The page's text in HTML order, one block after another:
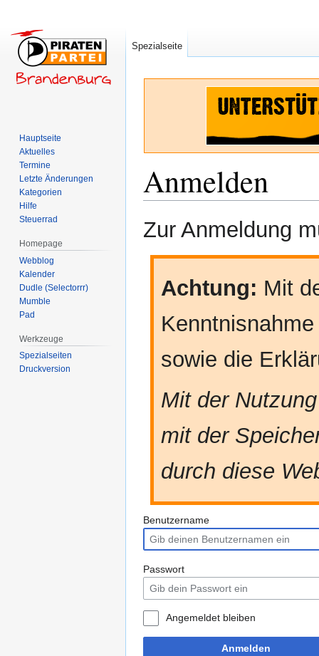
Anmelden
Navigation
Suche
Zur Anmeldung
Achtung: Mit
sowie die
Mit der
mit der
durch diese
Benutzername
Passwort
Angemeldet bleiben
Anmelden
Spezialseite
Hauptseite
Aktuelles
Termine
Letzte Änderungen
Kategorien
Hilfe
Steuerrad
Homepage
Webblog
Kalender
Dudle (Selectorrr)
Mumble
Pad
Werkzeuge
Spezialseiten
Druckversion